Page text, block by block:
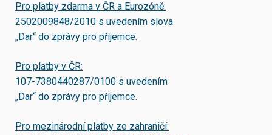
Pro platby zdarma v ČR a Eurozóně:
2502009848/2010 s uvedením slova
„Dar“ do zprávy pro příjemce.
Pro platby v ČR:
107-7380440287/0100 s uvedením
„Dar“ do zprávy pro příjemce.
Pro mezinárodní platby ze zahraničí: